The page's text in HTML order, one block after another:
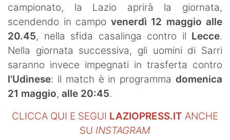
campionato, la Lazio aprirà la giornata,
scendendo in campo venerdì 12 maggio alle
20.45, nella sfida casalinga contro il Lecce.
Nella giornata successiva, gli uomini di Sarri
saranno invece impegnati in trasferta contro
l’Udinese: il match è in programma domenica
21 maggio, alle 20:45.
CLICCA QUI E SEGUI LAZIOPRESS.IT ANCHE
SU INSTAGRAM